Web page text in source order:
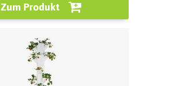
Zum Produkt